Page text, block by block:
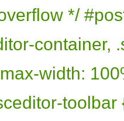
*/
container,
width: